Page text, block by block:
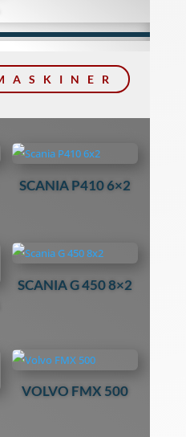
SCANIA P410 6×2
SCANIA G 450 8×2
VOLVO FMX 500